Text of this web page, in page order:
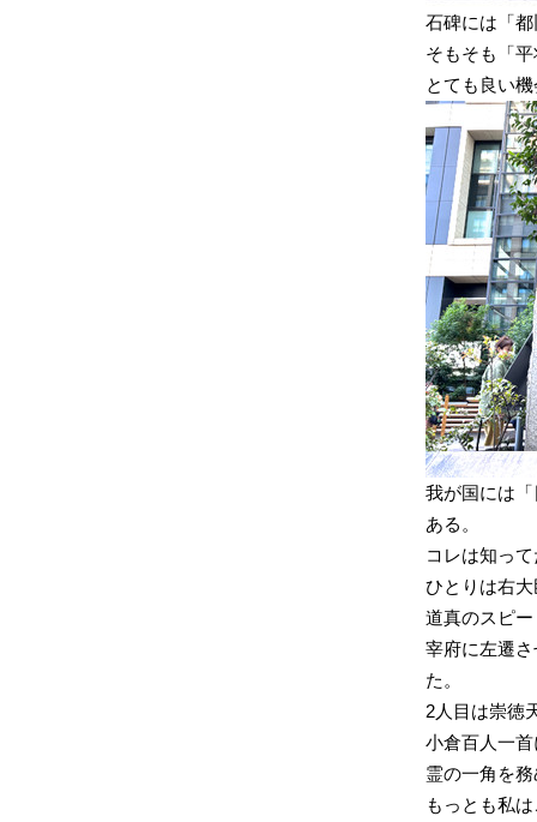
石碑には「
そもそも「
とても良い
我が国には
ある。
コレは知っ
ひとりは右
道真のスピ
宰府に左遷
た。
2人目は崇徳
小倉百人一
霊の一角を
もっとも私